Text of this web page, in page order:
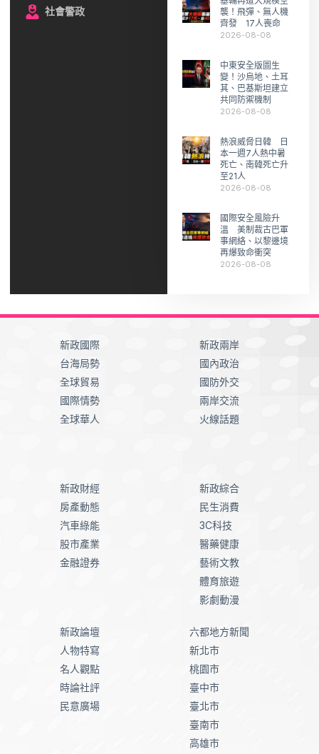
社會警政
襲！飛彈、無人機
齊發 17人喪命
2026-08-08
中東安全版圖生
變！沙烏地、土耳
其、巴基斯坦建立
共同防禦機制
2026-08-08
熱浪威脅日韓 日
本一週7人熱中暑
死亡、南韓死亡升
至21人
2026-08-08
國際安全風險升
溫 美制裁古巴軍
事網絡、以黎邊境
再爆致命衝突
2026-08-08
新政國際
台海局勢
全球貿易
國際情勢
全球華人
新政兩岸
國內政治
國防外交
兩岸交流
火線話題
新政財經
房產動態
汽車綠能
股市產業
金融證券
新政綜合
民生消費
3C科技
醫藥健康
藝術文教
體育旅遊
影劇動漫
新政論壇
人物特寫
名人觀點
時論社評
民意廣場
六都地方新聞
新北市
桃園市
臺中市
臺北市
臺南市
高雄市